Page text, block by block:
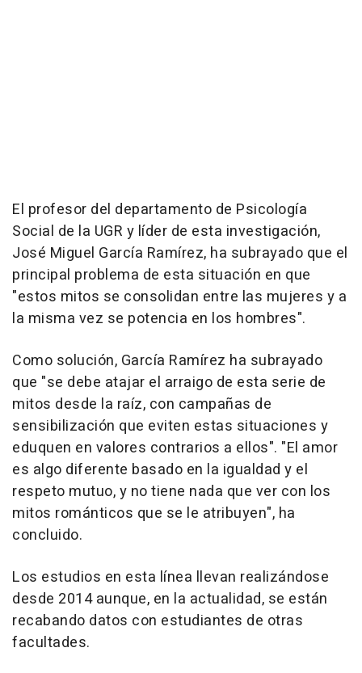
El profesor del departamento de Psicología
Social de la UGR y líder de esta investigación,
José Miguel García Ramírez, ha subrayado que el
principal problema de esta situación en que
"estos mitos se consolidan entre las mujeres y a
la misma vez se potencia en los hombres".
Como solución, García Ramírez ha subrayado
que "se debe atajar el arraigo de esta serie de
mitos desde la raíz, con campañas de
sensibilización que eviten estas situaciones y
eduquen en valores contrarios a ellos". "El amor
es algo diferente basado en la igualdad y el
respeto mutuo, y no tiene nada que ver con los
mitos románticos que se le atribuyen", ha
concluido.
Los estudios en esta línea llevan realizándose
desde 2014 aunque, en la actualidad, se están
recabando datos con estudiantes de otras
facultades.